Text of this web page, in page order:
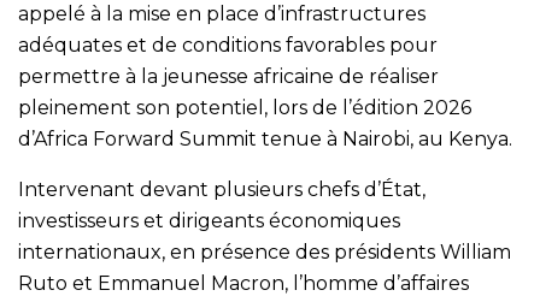
appelé à la mise en place d’infrastructures
adéquates et de conditions favorables pour
permettre à la jeunesse africaine de réaliser
pleinement son potentiel, lors de l’édition 2026
d’Africa Forward Summit tenue à Nairobi, au Kenya.
Intervenant devant plusieurs chefs d’État,
investisseurs et dirigeants économiques
internationaux, en présence des présidents William
Ruto et Emmanuel Macron, l’homme d’affaires